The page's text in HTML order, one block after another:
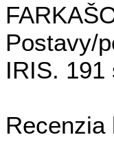
Postavy/
IRIS. 191